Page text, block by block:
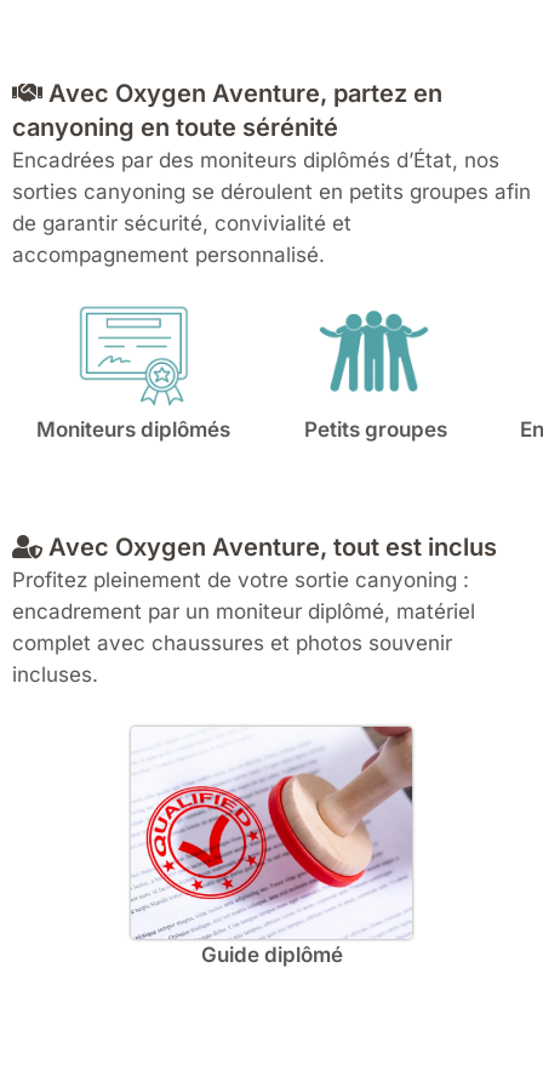
Avec Oxygen Aventure, partez en
canyoning en toute sérénité
Encadrées par des moniteurs diplômés d’État, nos
sorties canyoning se déroulent en petits groupes afin
de garantir sécurité, convivialité et
accompagnement personnalisé.
Moniteurs diplômés Petits groupes
Avec Oxygen Aventure, tout est inclus
Profitez pleinement de votre sortie canyoning :
encadrement par un moniteur diplômé, matériel
complet avec chaussures et photos souvenir
incluses.
Guide diplômé